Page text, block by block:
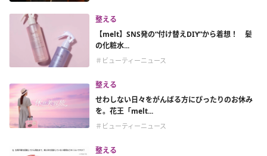
整える
【melt】SNS発の“付け替えDIY”から着想！ 髪
の化粧水...
＃ビューティーニュース
整える
せわしない日々をがんばる方にぴったりのお休み
を。花王「melt...
＃ビューティーニュース
整える